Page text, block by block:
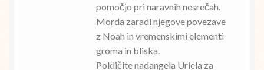
pomočjo pri naravnih nesrečah.
Morda zaradi njegove povezave
z Noah in vremenskimi elementi
groma in bliska.
Pokličite nadangela Uriela za